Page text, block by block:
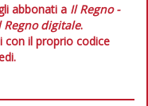
abbonati a Il Regno -
Regno digitale.
con il proprio codice